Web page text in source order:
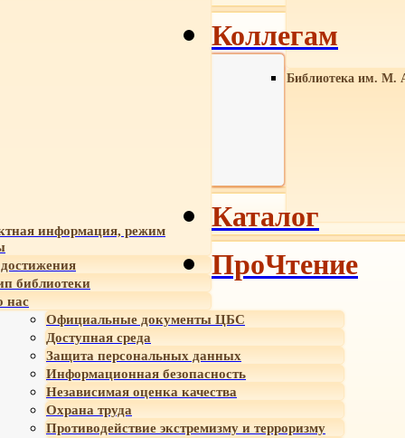
Библиотека им. М.
информация, режим
библиотеки
нас
Официальные документы ЦБС
Доступная среда
Защита персональных данных
Информационная безопасность
Независимая оценка качества
Охрана труда
Противодействие экстремизму и терроризму
Коллегам
Каталог
ПроЧтение